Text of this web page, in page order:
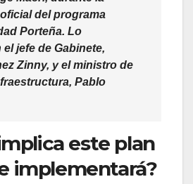
del programa
Porteña. Lo
jefe de Gabinete,
Zinny, y el ministro de
Pablo
este plan
implementará?